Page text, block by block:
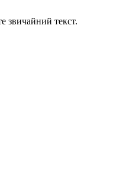
звичайний текст.